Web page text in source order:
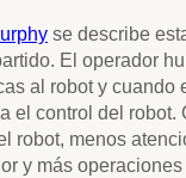
se describe
El operador
al robot y cuando
el control del robot.
robot, menos
y más